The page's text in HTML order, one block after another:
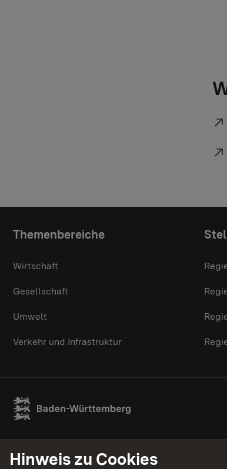
Themenbereiche
Wirtschaft
Gesellschaft
Umwelt
Verkehr und Infrastruktur
Hinweis zu Cookies